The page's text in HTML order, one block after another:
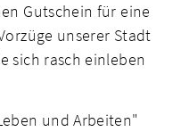
Gutschein für eine
unserer Stadt
sich rasch einleben
und Arbeiten"